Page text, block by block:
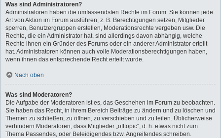
Was sind Administratoren?
Administratoren haben die umfassendsten Rechte im Forum. Sie können jede
Art von Aktion im Forum ausführen; z. B. Berechtigungen setzen, Mitglieder
sperren, Benutzergruppen erstellen, Moderationsrechte vergeben usw. Die
Rechte, die ein Administrator hat, sind allerdings davon abhängig, welche
Rechte ihnen ein Gründer des Forums oder ein anderer Administrator erteilt
hat. Administratoren können auch volle Moderationsberechtigungen haben,
wenn ihnen das entsprechende Recht erteilt wurde.
Nach oben
Was sind Moderatoren?
Die Aufgabe der Moderatoren ist es, das Geschehen im Forum zu beobachten.
Sie haben das Recht, in ihrem Bereich Beiträge zu ändern und zu löschen und
Themen zu schließen, zu öffnen, zu verschieben und zu teilen. Üblicherweise
verhindern Moderatoren, dass Mitglieder „offtopic“, d. h. etwas nicht zum
Thema Passendes, oder Beleidigendes bzw. Angreifendes schreiben.